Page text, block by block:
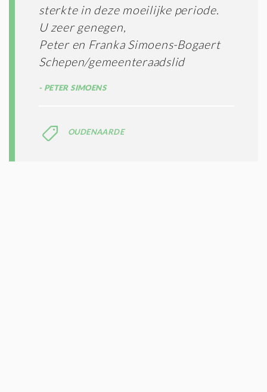
sterkte in deze moeilijke periode.
U zeer genegen,
Peter en Franka Simoens-Bogaert
Schepen/gemeenteraadslid
PETER SIMOENS
OUDENAARDE